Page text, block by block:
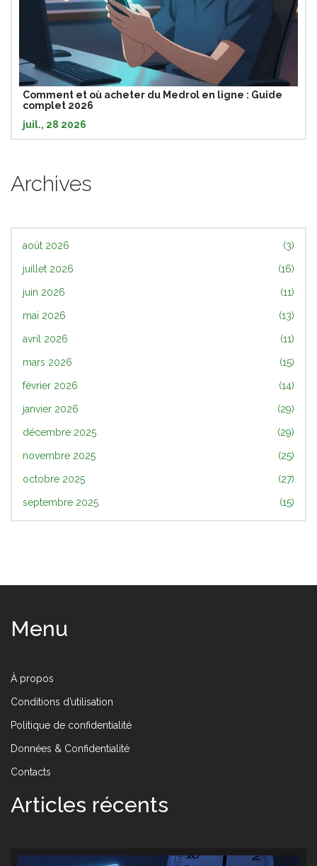
Comment et où acheter du Medrol en ligne : Guide
complet 2026
juil., 28 2026
Archives
août 2026 (3)
juillet 2026 (16)
juin 2026 (11)
mai 2026 (13)
avril 2026 (11)
mars 2026 (15)
février 2026 (14)
janvier 2026 (29)
décembre 2025 (29)
novembre 2025 (25)
octobre 2025 (27)
septembre 2025 (15)
Menu
À propos
Conditions d’utilisation
Politique de confidentialité
Données & Confidentialité
Contacts
Articles récents